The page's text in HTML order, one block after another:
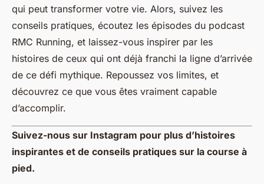
qui peut transformer votre vie. Alors, suivez les
conseils pratiques, écoutez les épisodes du podcast
RMC Running, et laissez-vous inspirer par les
histoires de ceux qui ont déjà franchi la ligne d’arrivée
de ce défi mythique. Repoussez vos limites, et
découvrez ce que vous êtes vraiment capable
d’accomplir.
Suivez-nous sur Instagram pour plus d’histoires
inspirantes et de conseils pratiques sur la course à
pied.